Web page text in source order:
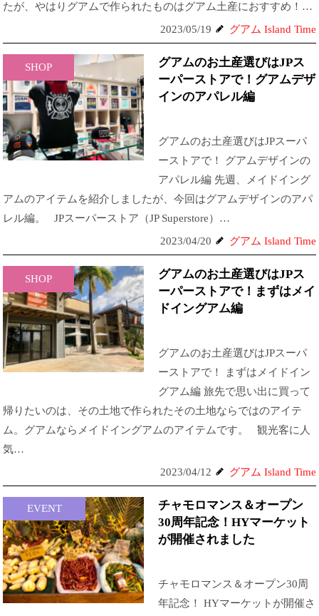
たが、やはりグアムで作られたものはグアム土産におすすめ！…
2023/05/19
グアム Island Time
SHOP
グアムのお土産選びはJPス
ーパーストアで！グアムデザ
インのアパレル編
グアムのお土産選びはJPスーパ
ーストアで！ グアムデザインの
アパレル編 先週、メイドイング
アムのアイテムを紹介しましたが、今回はグアムデザインのアパ
レル編。 JPスーパーストア（JP Superstore）…
2023/04/20
グアム Island Time
SHOP
グアムのお土産選びはJPス
ーパーストアで！まずはメイ
ドイングアム編
グアムのお土産選びはJPスーパ
ーストアで！ まずはメイドイン
グアム編 旅先で思い出に買って
帰りたいのは、その土地で作られたその土地ならではのアイテ
ム。グアムならメイドイングアムのアイテムです。 観光客に人
気…
2023/04/12
グアム Island Time
EVENT
チャモロマンス＆オープン
30周年記念！HYマーケット
が開催されました
チャモロマンス＆オープン30周
年記念！ HYマーケットが開催さ